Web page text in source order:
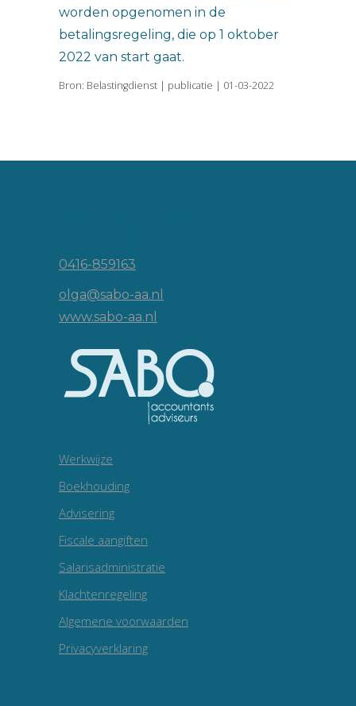
worden opgenomen in de
betalingsregeling, die op 1 oktober
2022 van start gaat.
Bron: Belastingdienst | publicatie | 01-03-2022
0416-859163
olga@sabo-aa.nl
www.sabo-aa.nl
Werkwijze
Boekhouding
Advisering
Fiscale aangiften
Salarisadministratie
Klachtenregeling
Algemene voorwaarden
Privacyverklaring